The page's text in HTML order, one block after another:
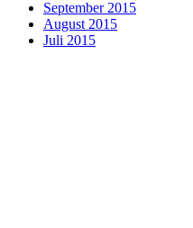
September 2015
August 2015
Juli 2015